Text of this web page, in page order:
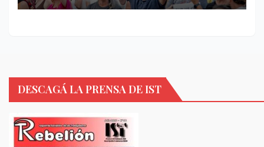
DESCAGÁ LA PRENSA DE IST